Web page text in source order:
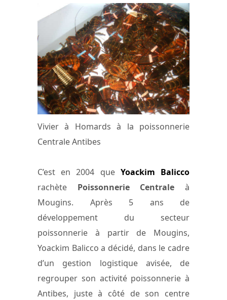
Vivier à Homards à la poissonnerie
Centrale Antibes
C’est en 2004 que Yoackim Balicco
rachète Poissonnerie Centrale à
Mougins. Après 5 ans de
développement du secteur
poissonnerie à partir de Mougins,
Yoackim Balicco a décidé, dans le cadre
d’un gestion logistique avisée, de
regrouper son activité poissonnerie à
Antibes, juste à côté de son centre